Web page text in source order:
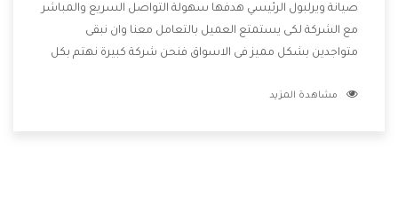
صيانة ويرلبول الرئيسي هدفها سهولة التواصل السريع والمباشر
مع الشركة لكى يستمتع العميل بالتعامل معنا وان نبقى
متواجدين بشكل مميز فى الاسواق فنحن شركة كبيرة نهتم بكل
الشركة بها والتى تكون منها خدمة الصيانة التى تكون من أهم
مشاهدة المزيد